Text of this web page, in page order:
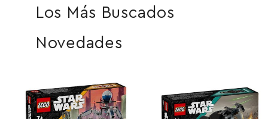
Los Más Buscados
Novedades